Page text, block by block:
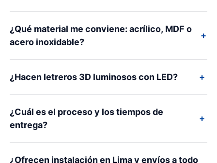
¿Qué material me conviene: acrílico, MDF o
acero inoxidable?
+
¿Hacen letreros 3D luminosos con LED? +
¿Cuál es el proceso y los tiempos de
entrega?
+
¿Ofrecen instalación en Lima y envíos a todo